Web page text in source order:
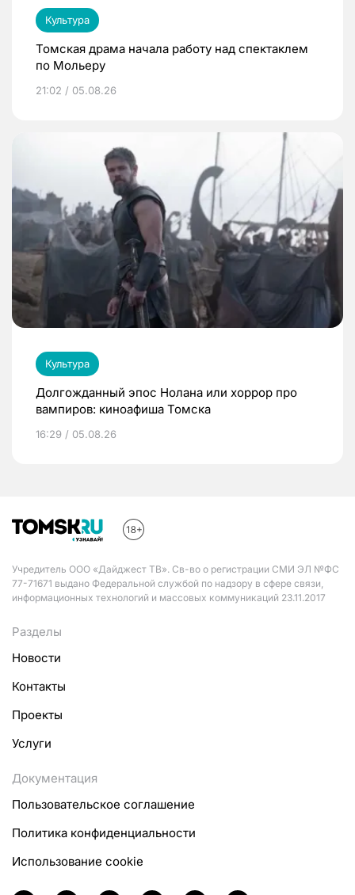
Культура
Томская драма начала работу над спектаклем
по Мольеру
21:02 / 05.08.26
Культура
Долгожданный эпос Нолана или хоррор про
вампиров: киноафиша Томска
16:29 / 05.08.26
Учредитель ООО «Дайджест ТВ». Св-во о регистрации СМИ ЭЛ №ФС
77-71671 выдано Федеральной службой по надзору в сфере связи,
информационных технологий и массовых коммуникаций 23.11.2017
Разделы
Новости
Контакты
Проекты
Услуги
Документация
Пользовательское соглашение
Политика конфиденциальности
Использование cookie